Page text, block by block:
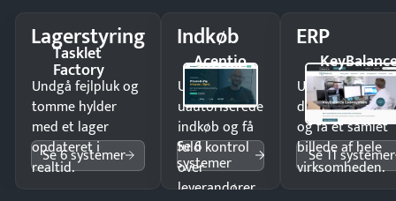
Lagerstyring
Tasklet
Factory
Undgå fejlpluk og
tomme hylder
med et lager
opdateret i
realtid.
Se 6 systemer
Indkøb
Acentio
Undgå
uautoriserede
indkøb og få
fuld kontrol
over
leverandører
Se 6
systemer
ERP
Undgå
og få ét samlet
billede af hele
virksomheden.
Se 11 systemer